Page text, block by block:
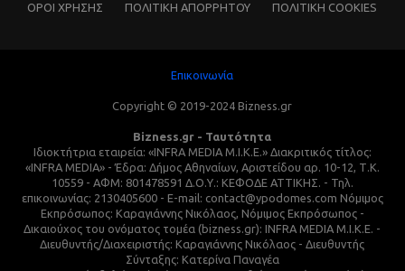
ΌΡΟΙ ΧΡΗΣΗΣ ΠΟΛΙΤΙΚΗ ΑΠΟΡΡΗΤΟΥ ΠΟΛΙΤΙΚΗ COOKIES
Επικοινωνία
Copyright © 2019-2024 Bizness.gr
Bizness.gr - Ταυτότητα
Ιδιοκτήτρια εταιρεία: «INFRA MEDIA M.I.K.E.» Διακριτικός τίτλος:
«INFRA MEDIA» - Έδρα: Δήμος Αθηναίων, Αριστείδου αρ. 10-12, Τ.Κ.
10559 - ΑΦΜ: 801478591 Δ.Ο.Υ.: ΚΕΦΟΔΕ ΑΤΤΙΚΗΣ. - Τηλ.
επικοινωνίας: 2130405600 - E-mail: contact@ypodomes.com Νόμιμος
Εκπρόσωπος: Καραγιάννης Νικόλαος, Νόμιμος Εκπρόσωπος -
Δικαιούχος του ονόματος τομέα (bizness.gr): INFRA MEDIA M.I.K.E. -
Διευθυντής/Διαχειριστής: Καραγιάννης Νικόλαος - Διευθυντής
Σύνταξης: Κατερίνα Παναγέα